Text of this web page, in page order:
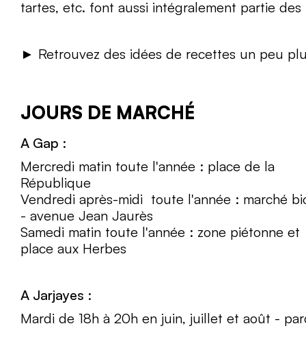
tartes, etc. font aussi intégralement partie
► Retrouvez des idées de recettes un peu
JOURS DE MARCHÉ
A Gap :
Mercredi matin toute l'année : place de la
République
Vendredi après-midi toute l'année : marché
- avenue Jean Jaurès
Samedi matin toute l'année : zone piétonne et
place aux Herbes
A Jarjayes :
Mardi de 18h à 20h en juin, juillet et août -